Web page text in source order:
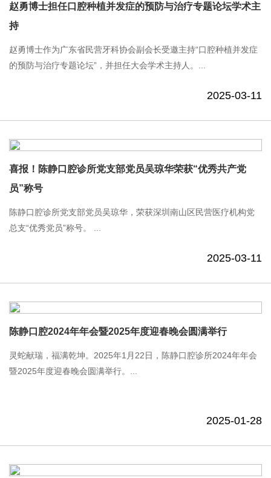
赵勇博士担任口腔种植并发症的预防与治疗专题论坛学术主
持
赵勇博士作为广东省民营牙科协会副会长受邀主持“口腔种植并发症
的预防与治疗专题论坛”，并担任大会学术主持人。...
2025-03-11
喜报！陈静口腔诊所党支部党员吴琼华荣获“优秀共产党
员”称号
陈静口腔诊所党支部党员吴琼华，荣获深圳南山区民营医疗机构党
总支“优秀党员”称号。 ...
2025-03-11
陈静口腔2024年年会暨2025年度迎春晚会圆满举行
灵蛇献瑞，福满乾坤。2025年1月22日，陈静口腔诊所2024年年会
暨2025年度迎春晚会圆满举行。...
2025-01-28